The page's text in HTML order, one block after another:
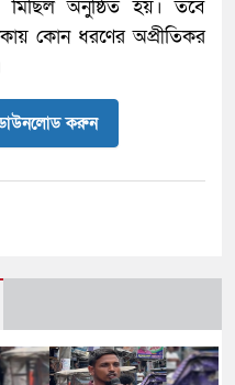
অনুষ্ঠিত হয়। তবে
কোন ধরণের অপ্রীতিকর
করুন